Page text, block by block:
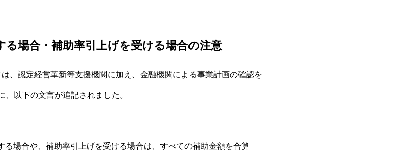
る場合・補助率引上げを受ける場合の注意
、認定経営革新等支援機関に加え、金融機関による事業計画の確認を
以下の文言が追記されました。
場合や、補助率引上げを受ける場合は、すべての補助金額を合算